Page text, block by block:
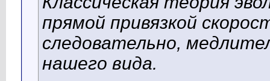
прямой привязкой
следовательно,
нашего вида.